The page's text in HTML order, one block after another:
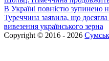
В Україні повністю зупинено
Туреччина заявила, що
вивезення українського зерна
Copyright © 2016 - 2026